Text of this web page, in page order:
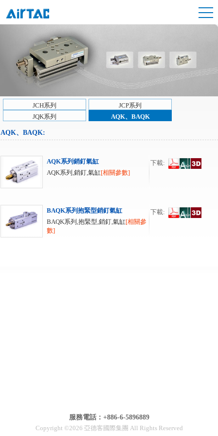
JCH系列
JCP系列
JQK系列
AQK、BAQK
AQK、BAQK:
AQK系列銷釘氣缸
AQK系列,銷釘,氣缸[相關參數]
下載:
BAQK系列抱緊型銷釘氣缸
BAQK系列,抱緊型,銷釘,氣缸[相關參
數]
下載:
服務電話：+886-6-5896889
Copyright ©2026 亞德客國際集團 All Rights Reserved